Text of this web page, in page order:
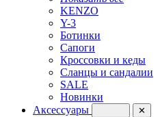
KENZO
Y-3
Ботинки
Сапоги
Кроссовки и кеды
Сланцы и сандалии
SALE
Новинки
Аксессуары
✕